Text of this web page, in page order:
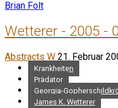
Wetterer - 2005 -
Abstracts W 21. Februar
Krankheiten
Prädator
Georgia-
James K. Wetterer